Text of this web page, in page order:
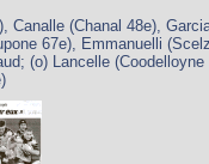
Canalle (Chanal 48e),
67e), Emmanuelli
(o) Lancelle